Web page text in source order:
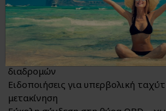
Χαρακτηριστικά:
Συσκευή εντοπισμού οχήματος
GPS Locator με real-time tracking
Παρακολούθηση ταχύτητας, θέσης
διαδρομών
Ειδοποιήσεις για υπερβολική
μετακίνηση